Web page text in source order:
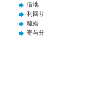
借地
利回り
離婚
寄与分